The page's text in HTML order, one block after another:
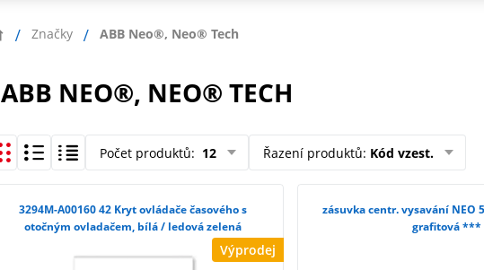
Značky ABB Neo®, Neo® Tech
ABB NEO®, NEO® TECH
Počet produktů: 12 Řazení produktů: Kód vzest.
Výprodej
3294M-A00160 42 Kryt ovládače časového s
otočným ovladačem, bílá / ledová zelená
zásuvka centr. vysavání NEO
grafitová ***